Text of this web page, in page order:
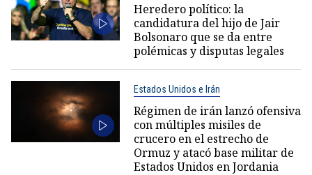
Heredero político: la
candidatura del hijo de Jair
Bolsonaro que se da entre
polémicas y disputas legales
Estados Unidos e Irán
Régimen de irán lanzó ofensiva
con múltiples misiles de
crucero en el estrecho de
Ormuz y atacó base militar de
Estados Unidos en Jordania